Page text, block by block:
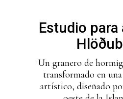
Estudio
Un granero de
transformado en
artístico, diseñado